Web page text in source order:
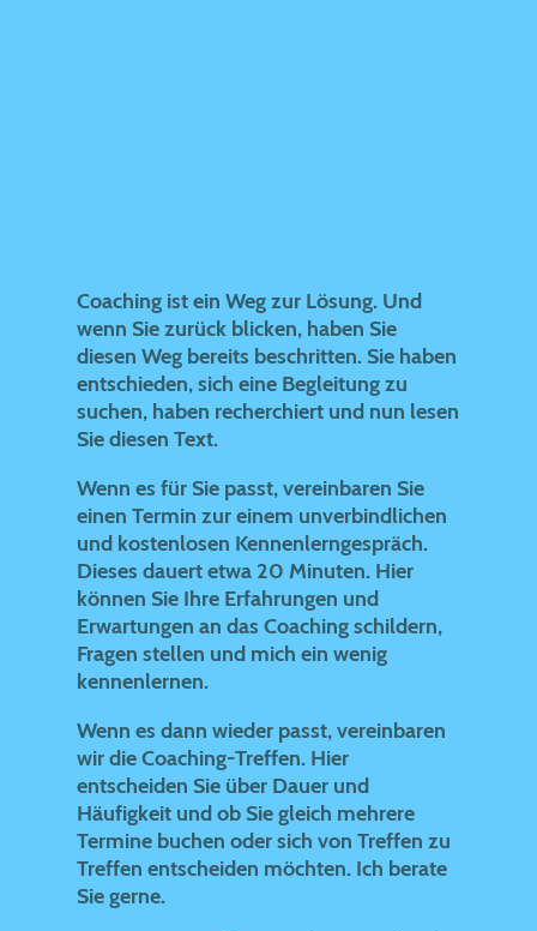
Coaching ist ein Weg zur Lösung. Und
wenn Sie zurück blicken, haben Sie
diesen Weg bereits beschritten. Sie haben
entschieden, sich eine Begleitung zu
suchen, haben recherchiert und nun lesen
Sie diesen Text.
Wenn es für Sie passt, vereinbaren Sie
einen Termin zur einem unverbindlichen
und kostenlosen Kennenlerngespräch.
Dieses dauert etwa 20 Minuten. Hier
können Sie Ihre Erfahrungen und
Erwartungen an das Coaching schildern,
Fragen stellen und mich ein wenig
kennenlernen.
Wenn es dann wieder passt, vereinbaren
wir die Coaching-Treffen. Hier
entscheiden Sie über Dauer und
Häufigkeit und ob Sie gleich mehrere
Termine buchen oder sich von Treffen zu
Treffen entscheiden möchten. Ich berate
Sie gerne.